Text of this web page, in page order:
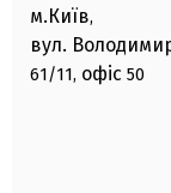
м.Київ,
вул.
61/11, офіс 50